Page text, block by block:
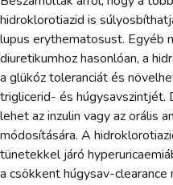
hidroklorotiazid is
lupus erythematosust. Egyéb
diuretikumhoz hasonlóan, a
a glükóz toleranciát és
triglicerid- és
lehet az inzulin vagy az orális
módosítására. A
tünetekkel járó
a csökkent húgysav-